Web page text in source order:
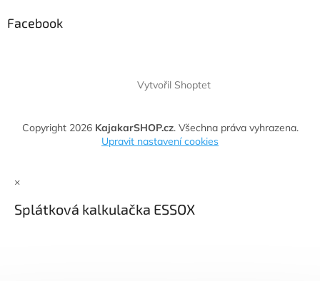
Facebook
Vytvořil Shoptet
Copyright 2026 KajakarSHOP.cz. Všechna práva vyhrazena.
Upravit nastavení cookies
×
Splátková kalkulačka ESSOX